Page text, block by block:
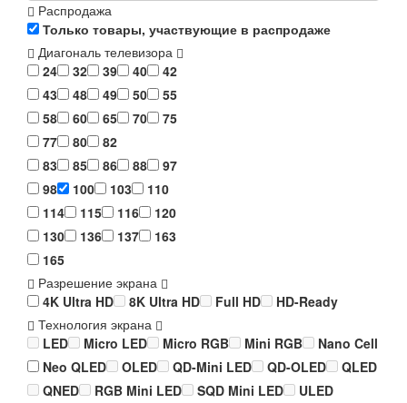
Распродажа
Только товары, участвующие в распродаже
Диагональ телевизора
24
32 39 40
42
43
48 49 50
55
58
60 65 70
75
77
80
82
83
85 86 88
97
98
100 103
110
114
115 116
120
130
136 137
163
165
Разрешение экрана
4K Ultra HD
8K Ultra HD Full HD
HD-Ready
Технология экрана
LED
Micro LED Micro RGB Mini RGB
Nano Cell
Neo QLED
OLED QD-Mini LED QD-OLED
QLED
QNED
RGB Mini LED SQD Mini LED
ULED